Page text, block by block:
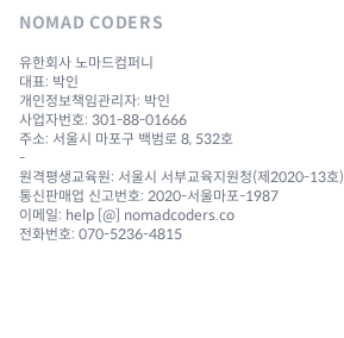
NOMAD CODERS
유한회사 노마드컴퍼니
대표: 박인
개인정보책임관리자: 박인
사업자번호: 301-88-01666
주소: 서울시 마포구 백범로 8, 532호
-
원격평생교육원: 서울시 서부교육지원청(제2020-13호)
통신판매업 신고번호: 2020-서울마포-1987
이메일: help [@] nomadcoders.co
전화번호: 070-5236-4815